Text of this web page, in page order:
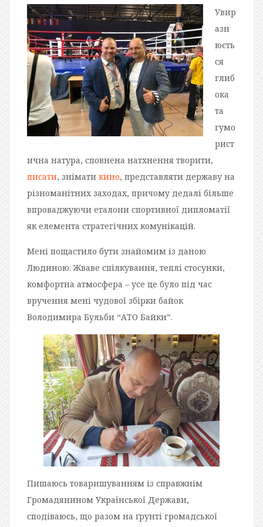
Увир
азн
юєть
ся
глиб
ока
та
гумо
рист
ична натура, сповнена натхнення творити,
писати, знімати кино, представляти державу на
різноманітних заходах, причому дедалі більше
впроваджуючи еталони спортивної дипломатії
як елемента стратегічних комунікацій.
Мені пощастило бути знайомим із даною
Людиною. Жваве спілкування, теплі стосунки,
комфортна атмосфера – усе це було під час
вручення мені чудової збірки байок
Володимира Бульби “АТО Байки”.
Пишаюсь товаришуванням із справжнім
Громадянином Української Держави,
сподіваюсь, що разом на ґрунті громадської